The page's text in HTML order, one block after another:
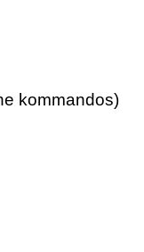
kommandos)